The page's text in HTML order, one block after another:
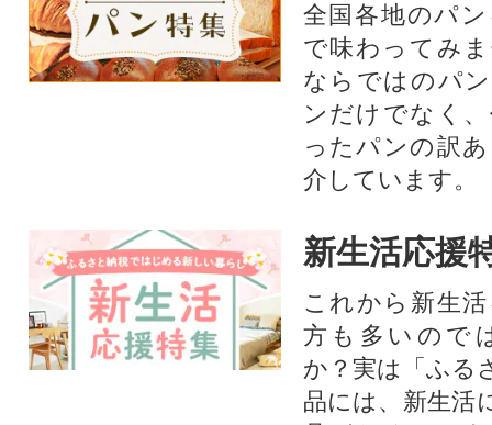
全国各地のパ
で味わってみ
ならではのパ
ンだけでなく
ったパンの訳
介しています。
新生活応援
これから新生
方も多いので
か？実は「ふる
品には、新生活